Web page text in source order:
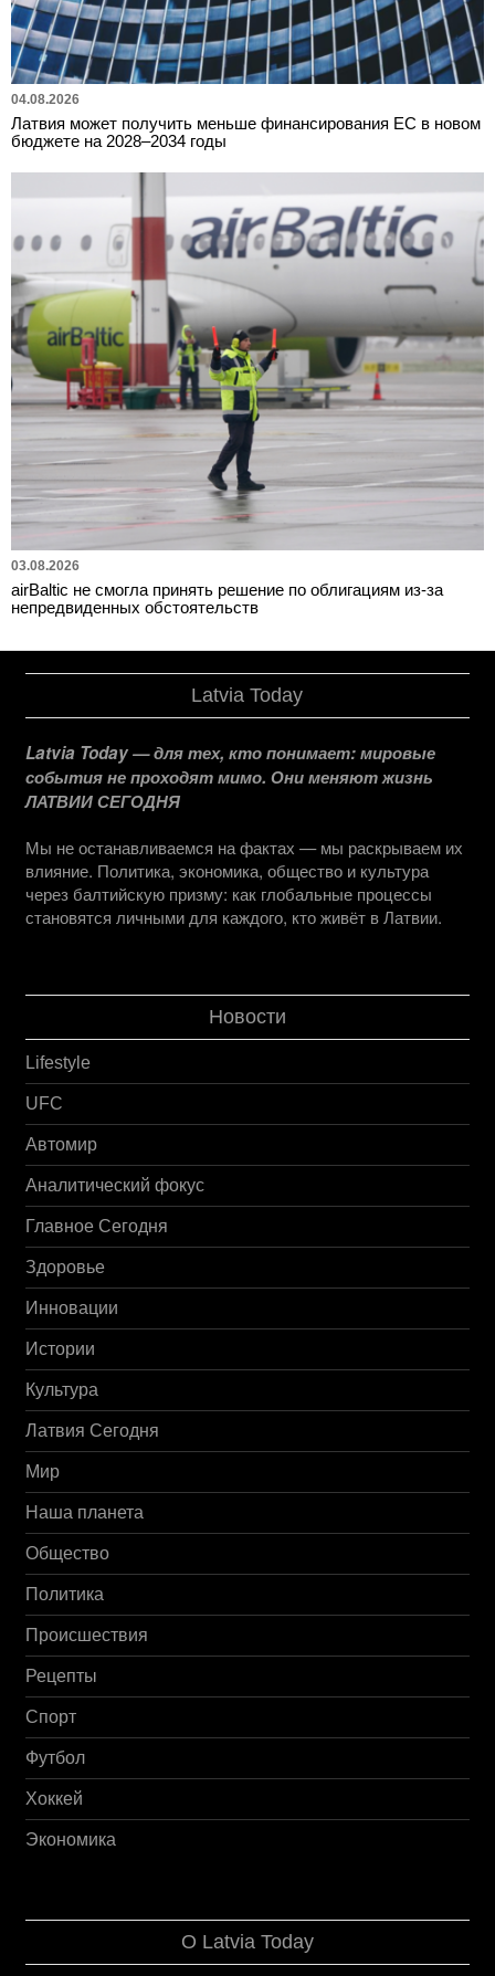
04.08.2026
Латвия может получить меньше финансирования ЕС в новом
бюджете на 2028–2034 годы
03.08.2026
airBaltic не смогла принять решение по облигациям из-за
непредвиденных обстоятельств
Latvia Today
Latvia Today — для тех, кто понимает: мировые
события не проходят мимо. Они меняют жизнь
ЛАТВИИ СЕГОДНЯ
Мы не останавливаемся на фактах — мы раскрываем их
влияние. Политика, экономика, общество и культура
через балтийскую призму: как глобальные процессы
становятся личными для каждого, кто живёт в Латвии.
Новости
Lifestyle
UFC
Автомир
Аналитический фокус
Главное Сегодня
Здоровье
Инновации
Истории
Культура
Латвия Сегодня
Мир
Наша планета
Общество
Политика
Происшествия
Рецепты
Спорт
Футбол
Хоккей
Экономика
О Latvia Today